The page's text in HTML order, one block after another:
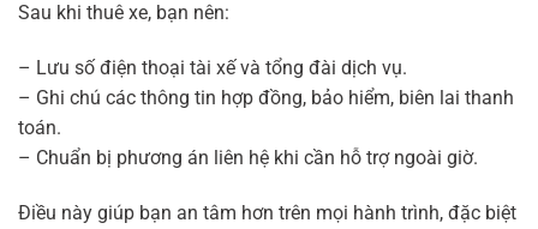
Sau khi thuê xe, bạn nên:
– Lưu số điện thoại tài xế và tổng đài dịch vụ.
– Ghi chú các thông tin hợp đồng, bảo hiểm, biên lai thanh
toán.
– Chuẩn bị phương án liên hệ khi cần hỗ trợ ngoài giờ.
Điều này giúp bạn an tâm hơn trên mọi hành trình, đặc biệt